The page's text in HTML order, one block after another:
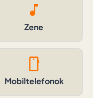
music_note
Zene
smartphone
Mobiltelefonok